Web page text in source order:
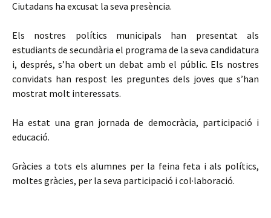
Ciutadans ha excusat la seva presència.
Els nostres polítics municipals han presentat als
estudiants de secundària el programa de la seva candidatura
i, després, s’ha obert un debat amb el públic. Els nostres
convidats han respost les preguntes dels joves que s’han
mostrat molt interessats.
Ha estat una gran jornada de democràcia, participació i
educació.
Gràcies a tots els alumnes per la feina feta i als polítics,
moltes gràcies, per la seva participació i col·laboració.